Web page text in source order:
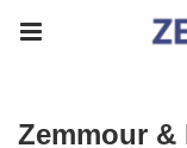
Zemmour &